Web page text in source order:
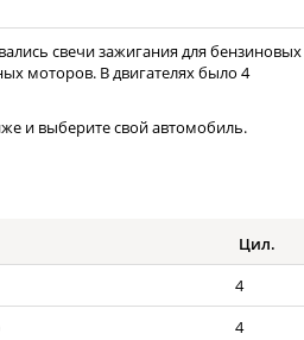
свечи зажигания для бензиновых
моторов. В двигателях было 4
и выберите свой автомобиль.
Цил.
4
4